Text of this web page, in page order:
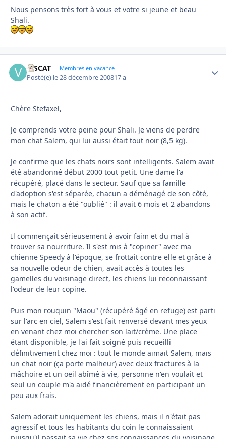
Nous pensons très fort à vous et votre si jeune et beau
Shali.
VISCAT Membres en vacance
Posté(e) le 28 décembre 200817 a
Chère Stefaxel,
Je comprends votre peine pour Shali. Je viens de perdre
mon chat Salem, qui lui aussi était tout noir (8,5 kg).
Je confirme que les chats noirs sont intelligents. Salem avait
été abandonné début 2000 tout petit. Une dame l'a
récupéré, placé dans le secteur. Sauf que sa famille
d'adoption s'est séparée, chacun a déménagé de son côté,
mais le chaton a été "oublié" : il avait 6 mois et 2 abandons
à son actif.
Il commençait sérieusement à avoir faim et du mal à
trouver sa nourriture. Il s'est mis à "copiner" avec ma
chienne Speedy à l'époque, se frottait contre elle et grâce à
sa nouvelle odeur de chien, avait accès à toutes les
gamelles du voisinage direct, les chiens lui reconnaissant
l'odeur de leur copine.
Puis mon rouquin "Maou" (récupéré âgé en refuge) est parti
sur l'arc en ciel, Salem s'est fait renversé devant mes yeux
en venant chez moi chercher son lait/crème. Une place
étant disponible, je l'ai fait soigné puis recueilli
définitivement chez moi : tout le monde aimait Salem, mais
un chat noir (ça porte malheur) avec deux fractures à la
mâchoire et un oeil abîmé à vie, personne n'en voulait et
seul un couple m'a aidé financièrement en participant un
peu aux frais.
Salem adorait uniquement les chiens, mais il n'était pas
agressif et tous les habitants du coin le connaissaient